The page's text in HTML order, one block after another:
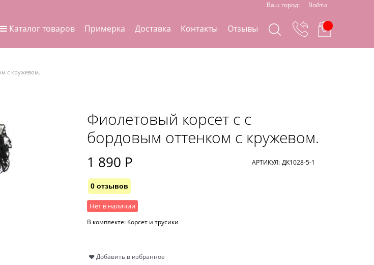
Ваш город: Войти
Каталог товаров Примерка Доставка Контакты Отзывы
с кружевом.
Фиолетовый корсет с с
бордовым оттенком с кружевом.
1 890 Р АРТИКУЛ: ДК1028-5-1
0 отзывов
Нет в наличии
В комплекте: Корсет и трусики
Добавить в избранное